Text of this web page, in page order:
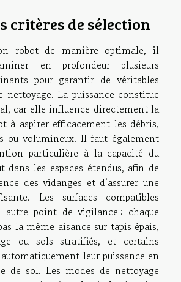
critères de sélection
robot de manière optimale, il
en profondeur plusieurs
pour garantir de véritables
nettoyage. La puissance constitue
car elle influence directement la
à aspirer efficacement les débris,
ou volumineux. Il faut également
particulière à la capacité du
dans les espaces étendus, afin de
des vidanges et d’assurer une
Les surfaces compatibles
autre point de vigilance : chaque
la même aisance sur tapis épais,
ou sols stratifiés, et certains
leur puissance en
de sol. Les modes de nettoyage